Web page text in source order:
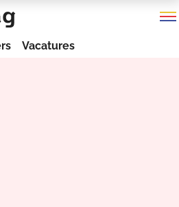
Vacatures